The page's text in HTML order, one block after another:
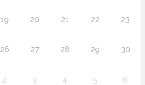
19 20 21 22 23
26 27 28 29 30
2 3 4 5 6